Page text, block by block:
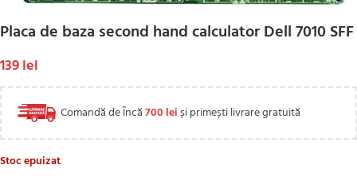
Placa de baza second hand calculator Dell 7010 SFF
139lei
Comandă de Încă700 leiși primești livrare gratuită
Stoc epuizat